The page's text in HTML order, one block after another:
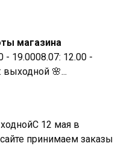
магазина
- 19.0008.07: 12.00 -
выходной 🌸...
12 мая в
принимаем заказы